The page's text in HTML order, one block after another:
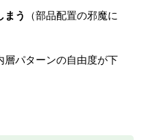
まう
（部品配置の邪魔に
層パターンの自由度が下